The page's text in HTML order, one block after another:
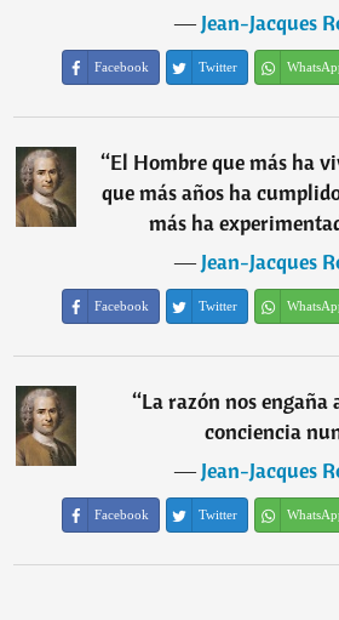
―Jean-Jacques
Facebook Twitter
“El Hombre que más ha
que más años ha
más ha
―Jean-Jacques
Facebook Twitter
“La razón nos engaña
conciencia
―Jean-Jacques
Facebook Twitter